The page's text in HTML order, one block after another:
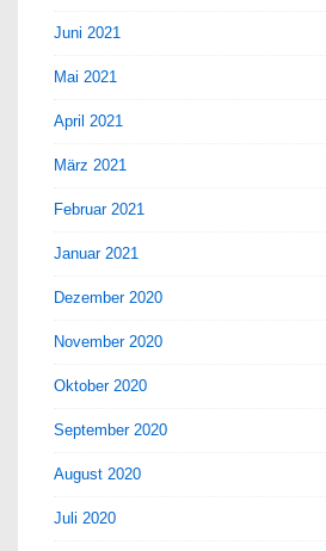
Juni 2021
Mai 2021
April 2021
März 2021
Februar 2021
Januar 2021
Dezember 2020
November 2020
Oktober 2020
September 2020
August 2020
Juli 2020